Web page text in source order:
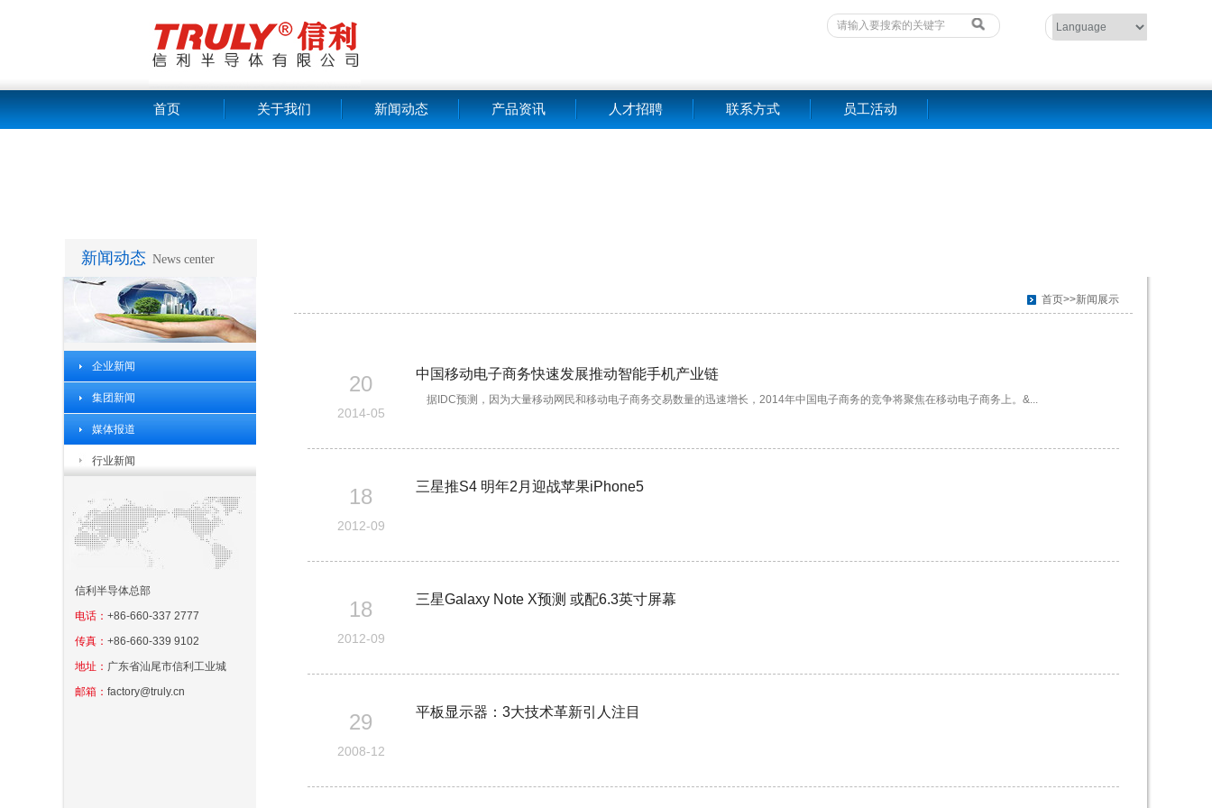
首页 关于我们 新闻动态 产品资讯 人才招聘 联系方式 员工活动
新闻动态 News center
企业新闻
集团新闻
媒体报道
行业新闻
信利半导体总部
电话： +86-660-337 2777
传真： +86-660-339 9102
地址： 广东省汕尾市信利工业城
邮箱： factory@truly.cn
首页>>新闻展示
20
2014-05
中国移动电子商务快速发展推动智能手机产业链
据IDC预测，因为大量移动网民和移动电子商务交易数量的迅速增长，2014年中国电子商务的竞争将聚焦在移动电子商务上。&...
18
2012-09
三星推S4 明年2月迎战苹果iPhone5
18
2012-09
三星Galaxy Note X预测 或配6.3英寸屏幕
29
2008-12
平板显示器：3大技术革新引人注目